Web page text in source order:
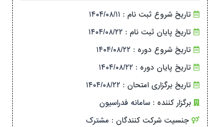
تاریخ شروع ثبت نام : ۱۴۰۴/۰۸/۱۱
تاریخ پایان ثبت نام : ۱۴۰۴/۰۸/۲۲
تاریخ شروع دوره : ۱۴۰۴/۰۸/۲۲
تاریخ پایان دوره : ۱۴۰۴/۰۸/۲۲
تاریخ برگزاری امتحان : ۱۴۰۴/۰۸/۲۲
برگزار کننده : سامانه فدراسیون
جنسیت شرکت کنندگان : مشترک